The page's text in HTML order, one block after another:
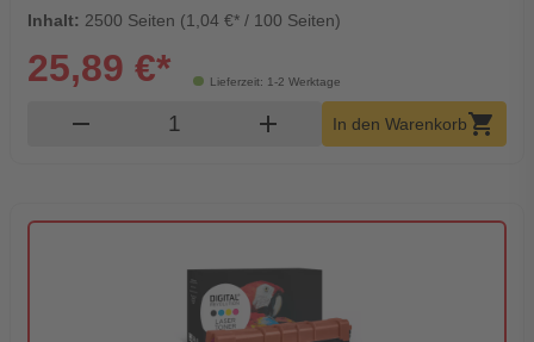
Inhalt: 2500 Seiten (1,04 €* / 100 Seiten)
Lieferzeit: 1-2 Werktage
25,89 €*
remove Produkt Warenkorb Menge
add In den Warenkorbshopping_cart